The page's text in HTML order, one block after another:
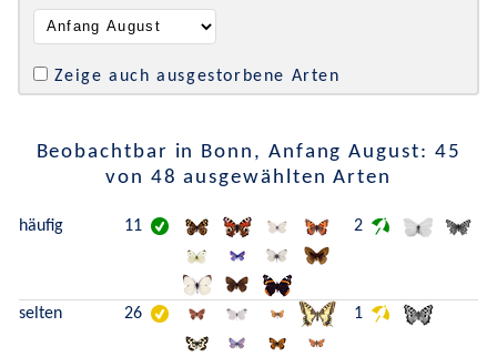
Zeige auch ausgestorbene Arten
Beobachtbar in Bonn, Anfang August: 45
von 48 ausgewählten Arten
häufig 11 2
selten 26 1